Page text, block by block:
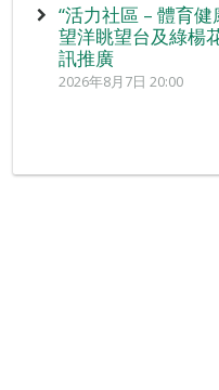
“活力社區 – 體育
望洋眺望台及綠楊
訊推廣
2026年8月7日 20:00